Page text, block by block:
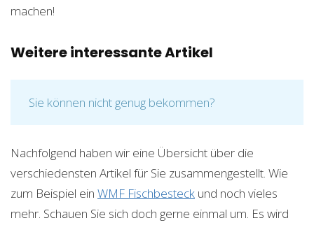
machen!
Weitere interessante Artikel
Sie können nicht genug bekommen?
Nachfolgend haben wir eine Übersicht über die
verschiedensten Artikel für Sie zusammengestellt. Wie
zum Beispiel ein WMF Fischbesteck und noch vieles
mehr. Schauen Sie sich doch gerne einmal um. Es wird